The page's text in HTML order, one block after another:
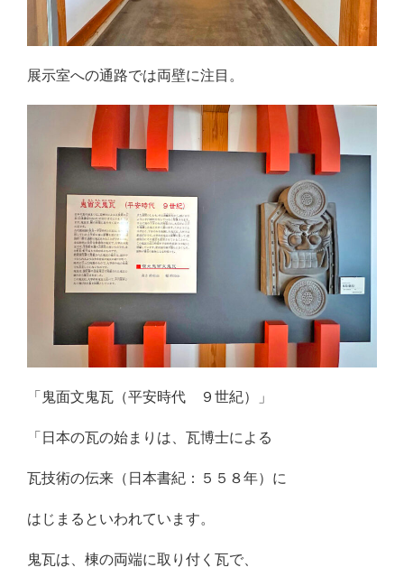
展示室への通路では両壁に注目。
「鬼面文鬼瓦（平安時代 ９世紀）」
「日本の瓦の始まりは、瓦博士による
瓦技術の伝来（日本書紀：５５８年）に
はじまるといわれています。
鬼瓦は、棟の両端に取り付く瓦で、